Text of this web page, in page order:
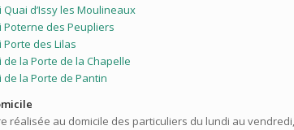
d’Issy les Moulineaux
Poterne des Peupliers
Porte des Lilas
de la Porte de la Chapelle
de la Porte de Pantin
réalisée au domicile des particuliers du lundi au